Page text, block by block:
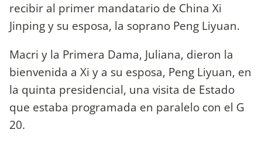
recibir al primer mandatario de China Xi
Jinping y su esposa, la soprano Peng Liyuan.
Macri y la Primera Dama, Juliana, dieron la
bienvenida a Xi y a su esposa, Peng Liyuan, en
la quinta presidencial, una visita de Estado
que estaba programada en paralelo con el G
20.